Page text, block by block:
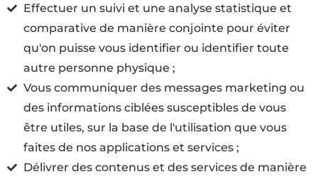
Effectuer un suivi et une analyse statistique et
comparative de manière conjointe pour éviter
qu'on puisse vous identifier ou identifier toute
autre personne physique ;
Vous communiquer des messages marketing ou
des informations ciblées susceptibles de vous
être utiles, sur la base de l'utilisation que vous
faites de nos applications et services ;
Délivrer des contenus et des services de manière